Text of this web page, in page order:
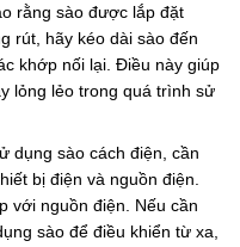
rằng sào được lắp đặt
rút, hãy kéo dài sào đến
khớp nối lại. Điều này giúp
lỏng lẻo trong quá trình sử
dụng sào cách điện, cần
bị điện và nguồn điện.
với nguồn điện. Nếu cần
sào để điều khiển từ xa,